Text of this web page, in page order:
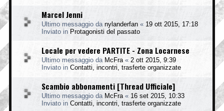
Marcel Jenni
Ultimo messaggio da nylanderfan « 19 ott 2015, 17:18
Inviato in Protagonisti del passato
Locale per vedere PARTITE - Zona Locarnese
Ultimo messaggio da McFra « 2 ott 2015, 9:39
Inviato in Contatti, incontri, trasferte organizzate
Scambio abbonamenti [Thread Ufficiale]
Ultimo messaggio da McFra « 16 set 2015, 10:33
Inviato in Contatti, incontri, trasferte organizzate